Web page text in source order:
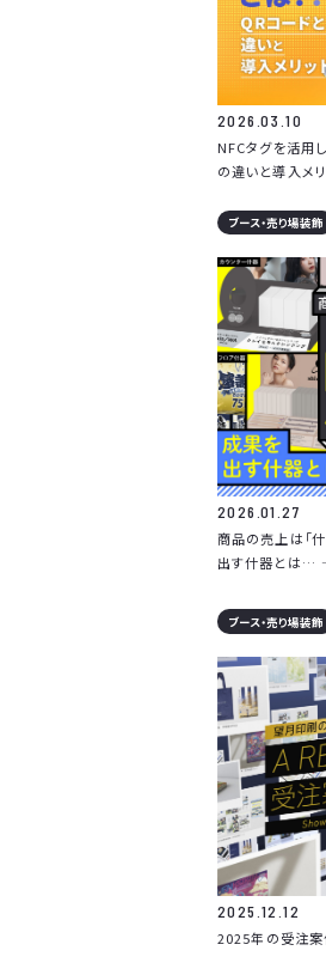
2026.03.10
NFCタグを活用
の違いと導入メリ
ブース・売り場装飾
2026.01.27
商品の売上は「
出す什器とは…
ブース・売り場装飾
2025.12.12
2025年の受注